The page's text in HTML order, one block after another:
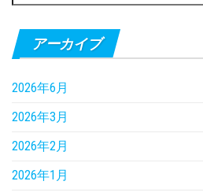
アーカイブ
2026年6月
2026年3月
2026年2月
2026年1月